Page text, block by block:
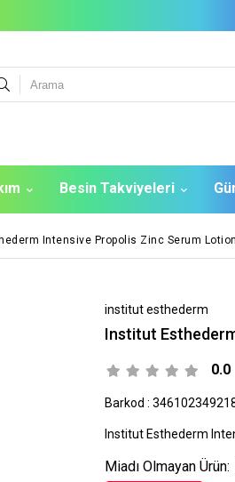
Besin Takviyeleri
Intensive Propolis Zinc Serum
institut esthederm
Institut
0.0
Barkod :
Institut Esthederm
Miadı Olmayan Ürün: